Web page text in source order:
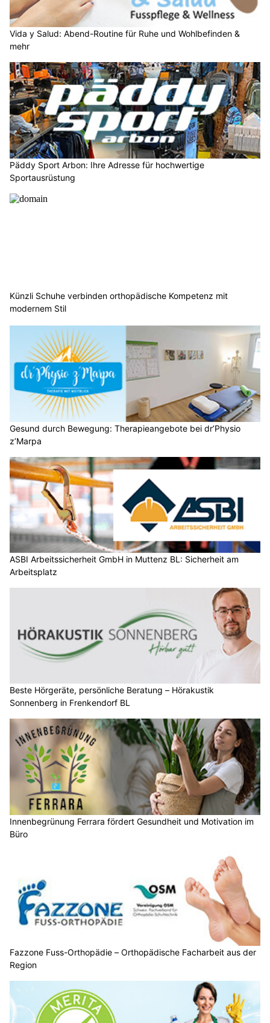
Vida y Salud: Abend-Routine für Ruhe und Wohlbefinden &
mehr
Päddy Sport Arbon: Ihre Adresse für hochwertige
Sportausrüstung
Künzli Schuhe verbinden orthopädische Kompetenz mit
modernem Stil
Gesund durch Bewegung: Therapieangebote bei dr’Physio
z’Marpa
ASBI Arbeitssicherheit GmbH in Muttenz BL: Sicherheit am
Arbeitsplatz
Beste Hörgeräte, persönliche Beratung – Hörakustik
Sonnenberg in Frenkendorf BL
Innenbegrünung Ferrara fördert Gesundheit und Motivation im
Büro
Fazzone Fuss-Orthopädie – Orthopädische Facharbeit aus der
Region